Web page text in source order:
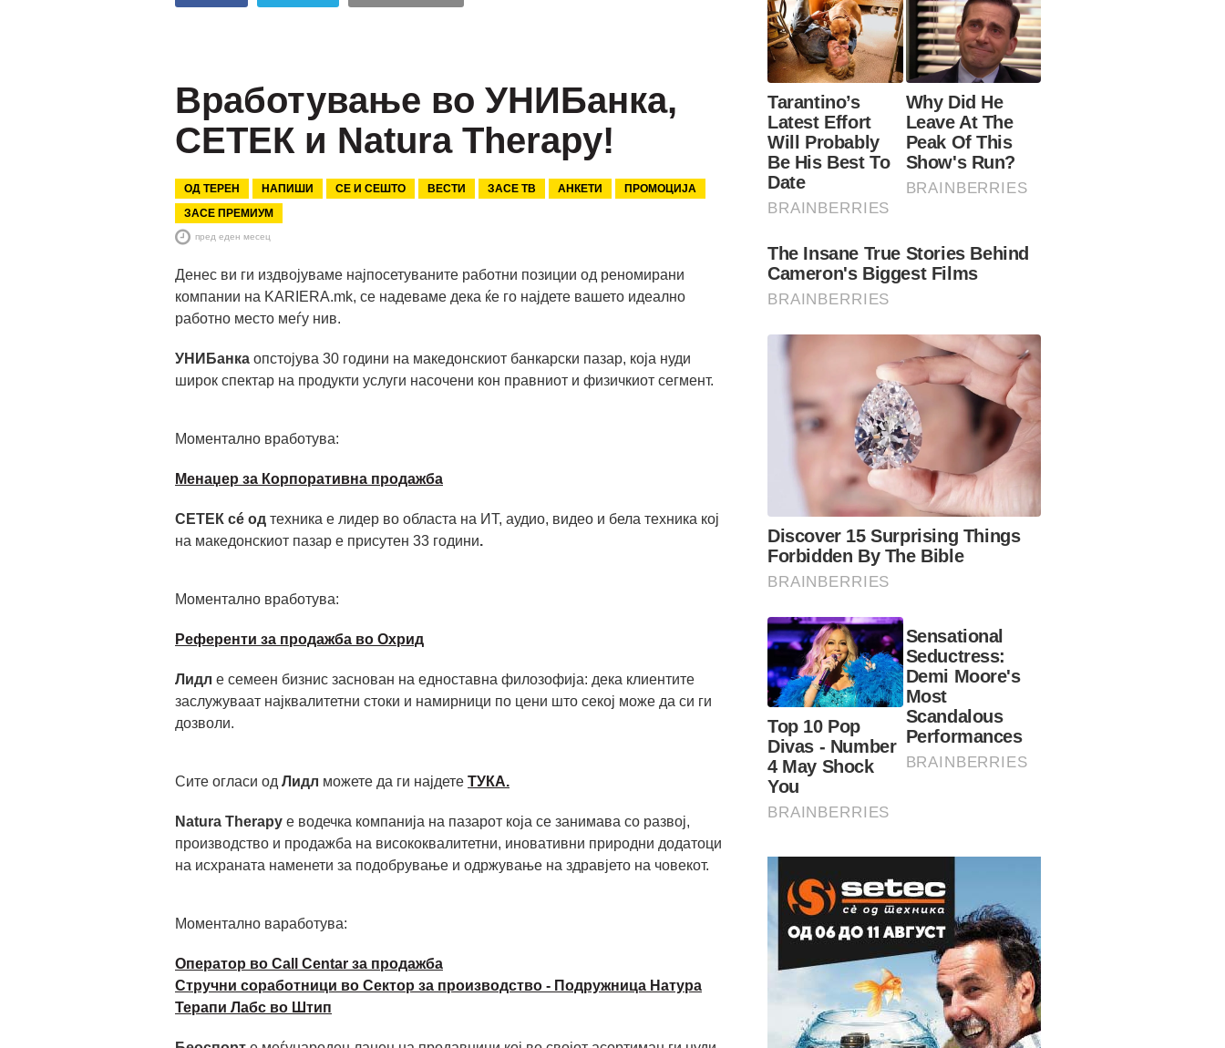
Вработување во УНИБанка,
СЕТЕК и Natura Therapy!
ОД ТЕРЕН НАПИШИ СЕ И СЕШТО ВЕСТИ ЗАСЕ ТВ АНКЕТИ
ПРОМОЦИЈА
ЗАСЕ ПРЕМИУМ
пред еден месец
Денес ви ги издвојуваме најпосетуваните работни позиции од реномирани
компании на KARIERA.mk, се надеваме дека ќе го најдете вашето идеално
работно место меѓу нив.
УНИБанка опстојува 30 години на македонскиот банкарски пазар, која нуди
широк спектар на продукти услуги насочени кон правниот и физичкиот сегмент.
Моментално вработува:
Mенаџер за Корпоративна продажба
СЕТЕК сé од техника е лидер во областа на ИТ, аудио, видео и бела техника кој
на македонскиот пазар е присутен 33 години.
Моментално вработува:
Референти за продажба во Охрид
Лидл е семеен бизнис заснован на едноставна филозофија: дека клиентите
заслужуваат најквалитетни стоки и намирници по цени што секој може да си ги
дозволи.
Сите огласи од Лидл можете да ги најдете ТУКА.
Natura Therapy е водечка компанија на пазарот која се занимава со развој,
производство и продажба на висококвалитетни, иновативни природни додатоци
на исхраната наменети за подобрување и одржување на здравјето на човекот.
Моментално ваработува:
Оператор во Call Centar за продажба
Стручни соработници во Сектор за производство - Подружница Натура
Терапи Лабс во Штип